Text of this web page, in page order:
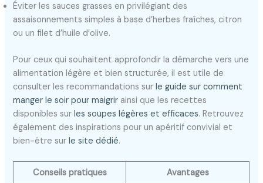
Éviter les sauces grasses en privilégiant des
assaisonnements simples à base d’herbes fraîches, citron
ou un filet d’huile d’olive.
Pour ceux qui souhaitent approfondir la démarche vers une
alimentation légère et bien structurée, il est utile de
consulter les recommandations surle guide sur comment
manger le soir pour maigrir ainsi que les recettes
disponibles surles soupes légères et efficaces. Retrouvez
également des inspirations pour un apéritif convivial et
bien-être surle site dédié.
Conseils pratiques Avantages